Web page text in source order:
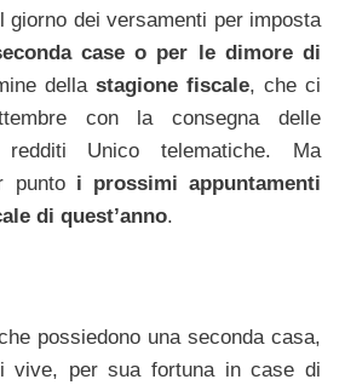
giorno dei versamenti per imposta
case o per le dimore di
della stagione fiscale, che ci
con la consegna delle
Unico telematiche. Ma
punto i prossimi appuntamenti
di quest’anno.
possiedono una seconda casa,
vive, per sua fortuna in case di